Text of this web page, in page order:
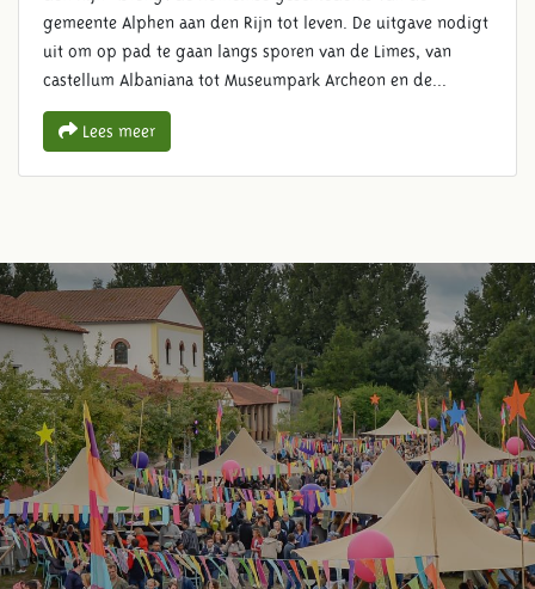
gemeente Alphen aan den Rijn tot leven. De uitgave nodigt
uit om op pad te gaan langs sporen van de Limes, van
castellum Albaniana tot Museumpark Archeon en de...
Lees meer